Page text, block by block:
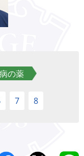
の薬
7 8